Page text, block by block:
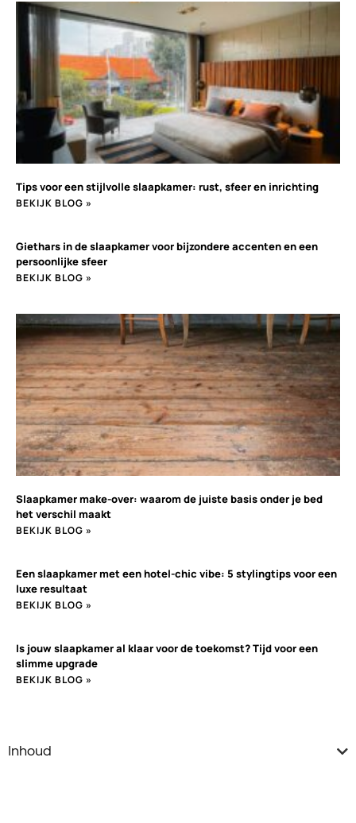
Tips voor een stijlvolle slaapkamer: rust, sfeer en inrichting
BEKIJK BLOG »
Giethars in de slaapkamer voor bijzondere accenten en een
persoonlijke sfeer
BEKIJK BLOG »
Slaapkamer make-over: waarom de juiste basis onder je bed
het verschil maakt
BEKIJK BLOG »
Een slaapkamer met een hotel-chic vibe: 5 stylingtips voor een
luxe resultaat
BEKIJK BLOG »
Is jouw slaapkamer al klaar voor de toekomst? Tijd voor een
slimme upgrade
BEKIJK BLOG »
Inhoud